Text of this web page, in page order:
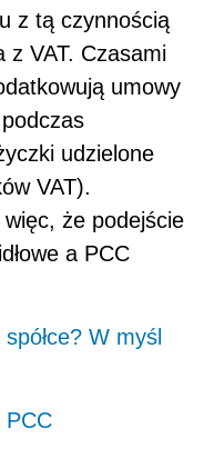
W myśl
PCC
trudno jest
miał wyrok
na praktykę
i ich podejście
to bez
mogą być przez